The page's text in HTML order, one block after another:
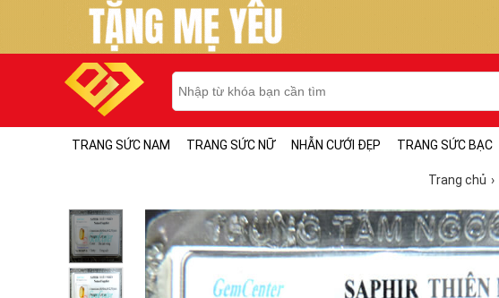
TRANG SỨC NAM TRANG SỨC NỮ NHẪN CƯỚI ĐẸP TRANG SỨC BẠC
Trang chủ